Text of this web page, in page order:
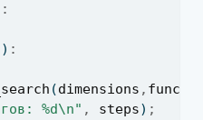
:
:
(dimensions , func
%d\n" , steps) ;